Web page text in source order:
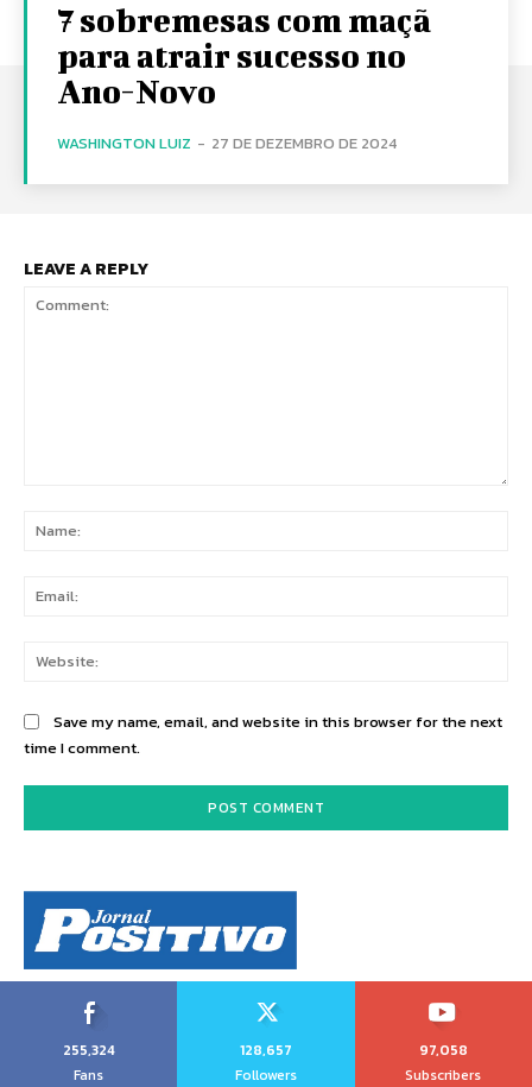
7 sobremesas com maçã
para atrair sucesso no
Ano-Novo
WASHINGTON LUIZ - 27 DE DEZEMBRO DE 2024
LEAVE A REPLY
Save my name, email, and website in this browser for the next
time I comment.
255,324
Fans
128,657
Followers
97,058
Subscribers